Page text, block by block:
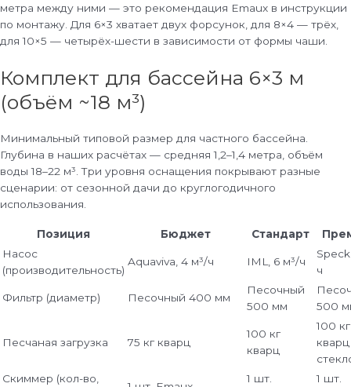
метра между ними — это рекомендация Emaux в инструкции
по монтажу. Для 6×3 хватает двух форсунок, для 8×4 — трёх,
для 10×5 — четырёх-шести в зависимости от формы чаши.
Комплект для бассейна 6×3 м
(объём ~18 м³)
Минимальный типовой размер для частного бассейна.
Глубина в наших расчётах — средняя 1,2–1,4 метра, объём
воды 18–22 м³. Три уровня оснащения покрывают разные
сценарии: от сезонной дачи до круглогодичного
использования.
Позиция Бюджет Стандарт
Насос
(производительность)
Aquaviva, 4 м³/ч IML, 6 м³/ч
ч
Фильтр (диаметр) Песочный 400 мм
Песочный
500 мм
500
Песчаная загрузка 75 кг кварц
100 кг
кварц
100 кг
кварц
Скиммер (кол-во,
1 шт.
1 шт.